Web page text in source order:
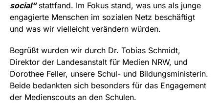
social“stattfand. Im Fokus stand, was uns als junge
engagierte Menschen im sozialen Netz beschäftigt
und was wir vielleicht verändern würden.
Begrüßt wurden wir durch Dr. Tobias Schmidt,
Direktor der Landesanstalt für Medien NRW, und
Dorothee Feller, unsere Schul- und Bildungsministerin.
Beide bedankten sich besonders für das Engagement
der Medienscouts an den Schulen.